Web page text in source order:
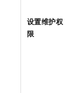
设置维护权
限